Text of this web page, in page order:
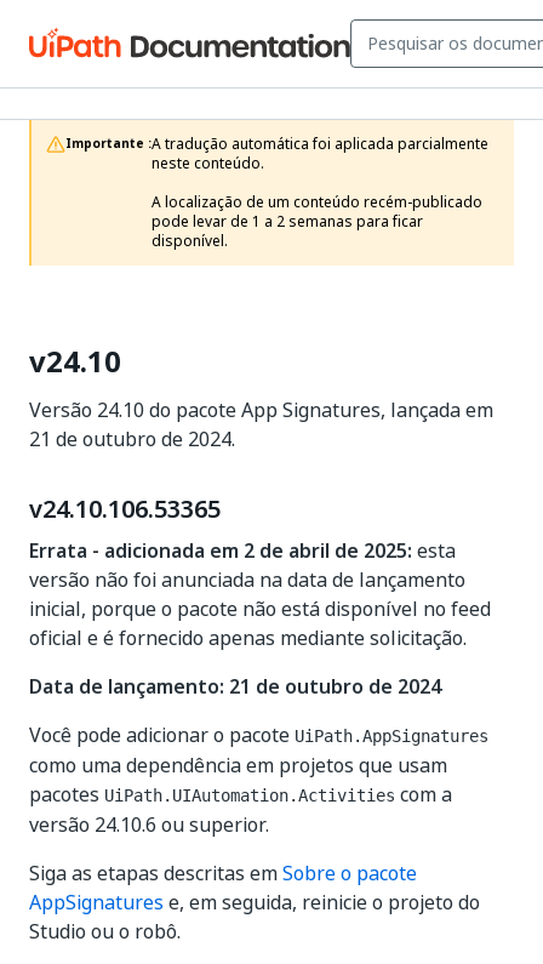
Importante :A tradução automática foi aplicada parcialmente
neste conteúdo.
A localização de um conteúdo recém-publicado
pode levar de 1 a 2 semanas para ficar
disponível.
v24.10
Versão 24.10 do pacote App Signatures, lançada em
21 de outubro de 2024.
v24.10.106.53365
Errata - adicionada em 2 de abril de 2025: esta
versão não foi anunciada na data de lançamento
inicial, porque o pacote não está disponível no feed
oficial e é fornecido apenas mediante solicitação.
Data de lançamento: 21 de outubro de 2024
Você pode adicionar o pacote UiPath.AppSignatures
como uma dependência em projetos que usam
pacotes UiPath.UIAutomation.Activities com a
versão 24.10.6 ou superior.
Siga as etapas descritas emSobre o pacote
AppSignatures e, em seguida, reinicie o projeto do
Studio ou o robô.